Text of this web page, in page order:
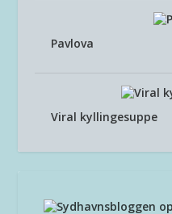
Pavlova
Viral kyllingesuppe